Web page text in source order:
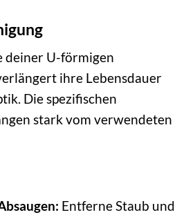
deiner U-förmigen
ihre Lebensdauer
Die spezifischen
stark vom verwendeten
Entferne Staub und